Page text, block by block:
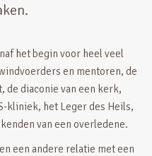
het begin voor heel veel
en mentoren, de
de diaconie van een kerk,
kliniek, het Leger des Heils,
van een overledene.
een andere relatie met een